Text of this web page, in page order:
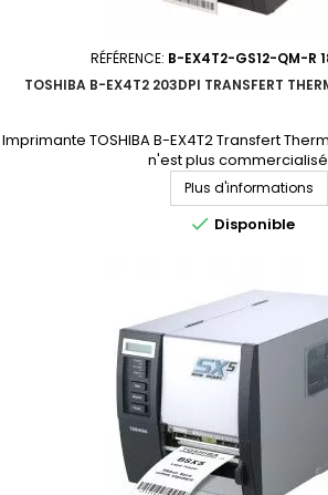
RÉFÉRENCE: B-EX4T2-GS12-QM-R
TOSHIBA B-EX4T2 203DPI TRANSFERT
Imprimante TOSHIBA B-EX4T2 Transfert
n'est plus
Plus d'informations
 Disponible